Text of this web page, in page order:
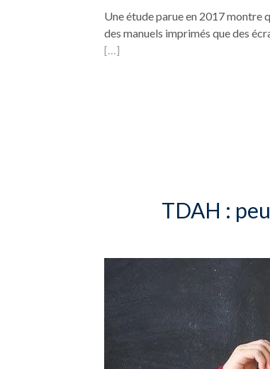
Une étude parue en 2017 montre
des manuels imprimés que des
[…]
TDAH :